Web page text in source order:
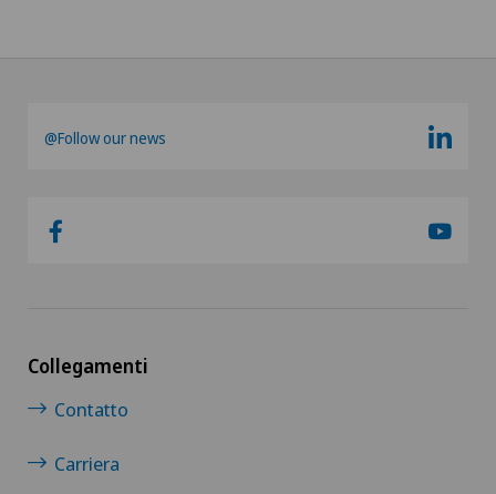
@Follow our news
Collegamenti
Contatto
Carriera